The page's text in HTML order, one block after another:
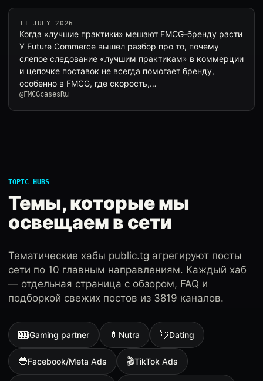
11 JULY 2026
Когда «лучшие практики» мешают FMCG-бренду расти
У Future Commerce вышел разбор про то, почему
слепое следование «лучшим практикам» в коммерции
и цепочке поставок не всегда помогает бренду,
особенно в FMCG, где скорость,…
@FMCGcasesRu
TOPIC HUBS
Темы, которые мы
освещаем в сети
Тематические хабы public.tg агрегируют посты
сети по 10 главным направлениям. Каждый хаб
— отдельная страница с обзором, FAQ и
подборкой свежих постов из 3819 каналов.
🎰iGaming partner 💊 Nutra 💘Dating
🔵Facebook/Meta Ads 🎬TikTok Ads